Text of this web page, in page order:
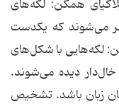
همگن: لکه‌های
می‌شوند که یکدست
لکه‌هایی با شکل‌های
دیده می‌شوند.
زبان باشد. تشخیص